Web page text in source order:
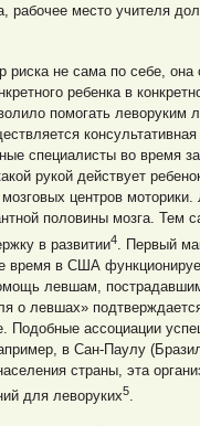
рабочее место учителя
не сама по себе, она
ребенка в
помогать
специалисты во время
рукой действует
центров моторики.
половины мозга. Тем
в развитии4
. Первый
время в США
левшам,
о левшах»
Подобные ассоциации
в Сан-Паулу
страны, эта
для леворуких5.